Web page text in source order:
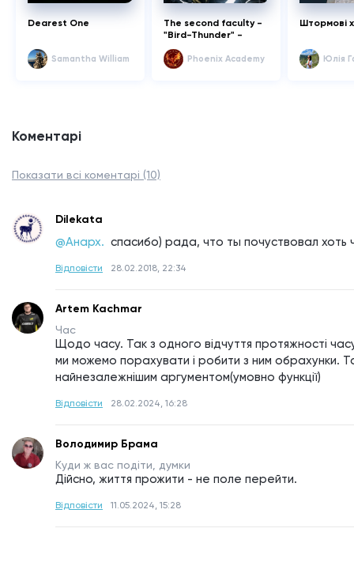
Dearest One
Samantha William
The second faculty -
"Bird-Thunder" -
второй факультет -
"Птица-Гром"!!!
Phoenix Academy
Штормові
Юлія
Коментарі
Показати всі коментарі (10)
Dilekata
@Анарх. спасибо) рада, что ты почуствовал хоть
Відповісти 28.02.2018, 22:34
Artem Kachmar
Час
Щодо часу. Так з одного відчуття протяжності
ми можемо порахувати і робити з ним обрахунки.
найнезалежнішим аргументом(умовно функції)
Відповісти 28.02.2024, 16:28
Володимир Брама
Куди ж вас подіти, думки
Дійсно, життя прожити - не поле перейти.
Відповісти 11.05.2024, 15:28